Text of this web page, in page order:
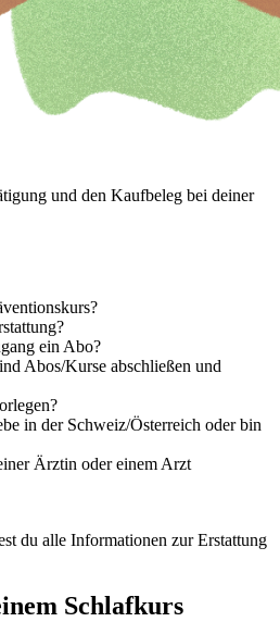
und den Kaufbeleg bei deiner
ein Abo?
Abos/Kurse abschließen und
in der Schweiz/Österreich oder bin
Ärztin oder einem Arzt
du alle Informationen zur Erstattung
Schlafkurs